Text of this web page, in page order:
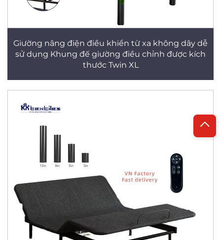
Giường nâng điện điều khiển từ xa không dây dễ
sử dụng Khung đế giường điều chỉnh được kích
thước Twin XL